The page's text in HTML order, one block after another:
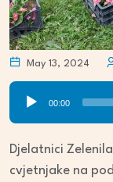
May 13, 2024
Audio
Player
00:00
Djelatnici
cvjetnjake na